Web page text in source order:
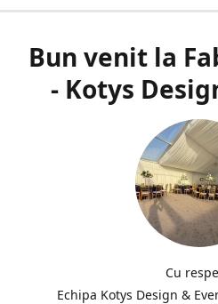
Bun venit la
- Kotys
Cu
Echipa Kotys Design &